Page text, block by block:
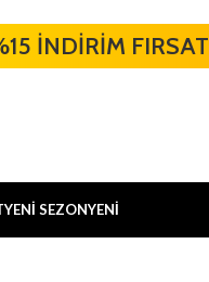
İNDİRİM
YENİ SEZONYENİ